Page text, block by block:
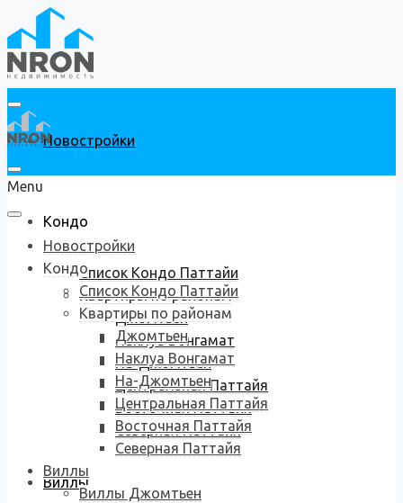
Новостройки
Кондо
Список Кондо Паттайи
Квартиры по районам
Джомтьен
Наклуа Вонгамат
На-Джомтьен
Центральная Паттайя
Восточная Паттайя
Северная Паттайя
Виллы
Menu
Новостройки
Кондо
Список Кондо Паттайи
Квартиры по районам
Джомтьен
Наклуа Вонгамат
На-Джомтьен
Центральная Паттайя
Восточная Паттайя
Северная Паттайя
Виллы
Виллы Джомтьен